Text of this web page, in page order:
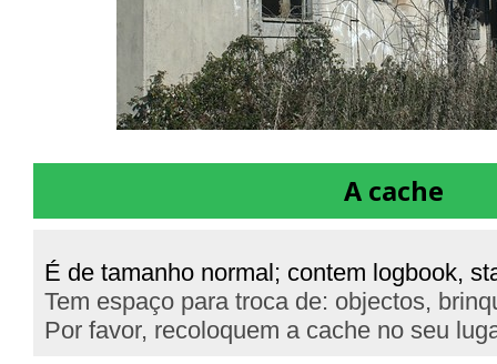
A cache
É de tamanho normal; contem logbook,
Tem espaço para troca de: objectos,
Por favor, recoloquem a cache no seu